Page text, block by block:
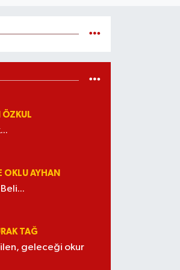
ÖZKUL
OKLU AYHAN
TAĞ
geleceği okur